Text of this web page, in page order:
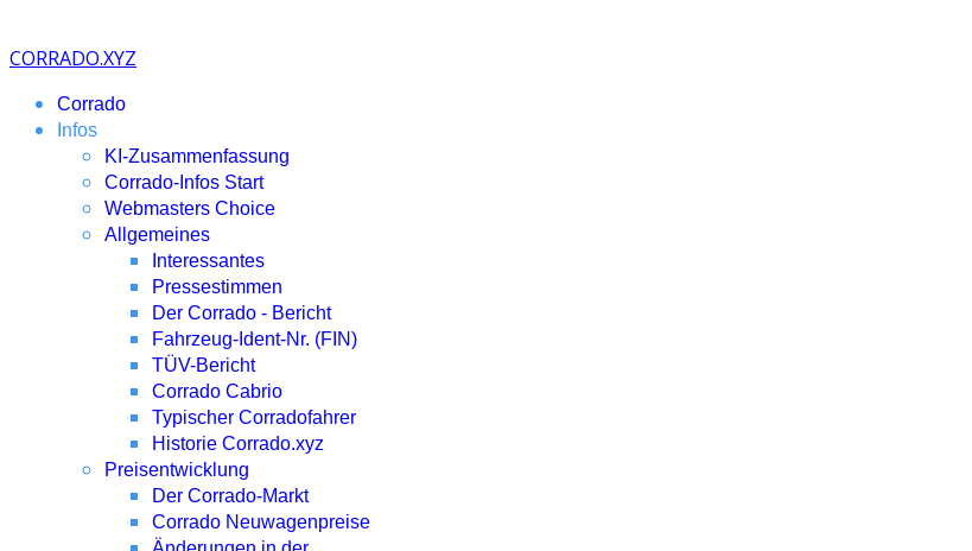
CORRADO.XYZ
Corrado
Infos
KI-Zusammenfassung
Corrado-Infos Start
Webmasters Choice
Allgemeines
Interessantes
Pressestimmen
Der Corrado - Bericht
Fahrzeug-Ident-Nr. (FIN)
TÜV-Bericht
Corrado Cabrio
Typischer Corradofahrer
Historie Corrado.xyz
Preisentwicklung
Der Corrado-Markt
Corrado Neuwagenpreise